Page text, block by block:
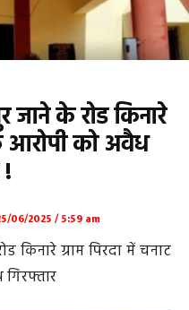
जाने के रोड किनारे
आरोपी को अवैध
06/2025 / 5:59 am
किनारे ग्राम पिरदा में चनाट